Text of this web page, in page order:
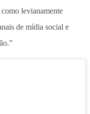
levianamente
de mídia social e